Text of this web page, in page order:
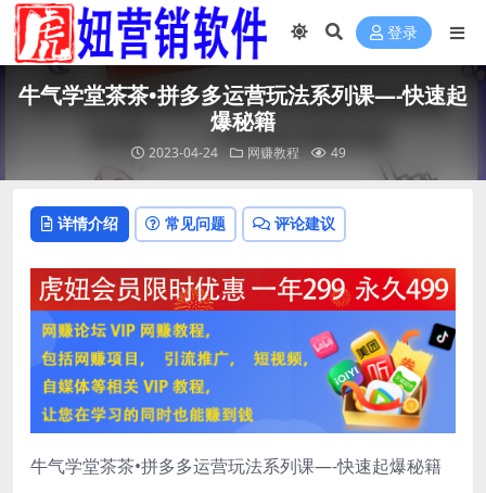
登录
牛气学堂茶茶•拼多多运营玩法系列课—-快速起
爆秘籍
2023-04-24 网赚教程 49
详情介绍 常见问题 评论建议
牛气学堂茶茶•拼多多运营玩法系列课—-快速起爆秘籍